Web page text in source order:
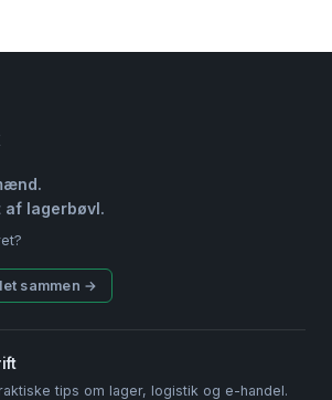
lagerbøvl.
sammen →
tips om lager, logistik og e-handel.